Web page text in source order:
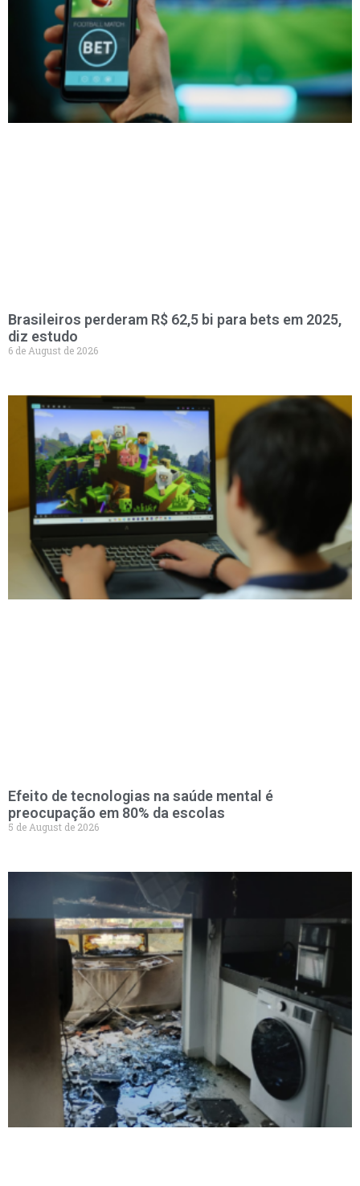
Brasileiros perderam R$ 62,5 bi para bets em 2025,
diz estudo
6 de August de 2026
Efeito de tecnologias na saúde mental é
preocupação em 80% da escolas
5 de August de 2026